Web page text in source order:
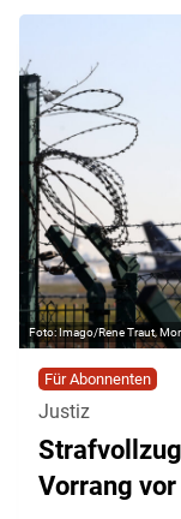
Imago/Rene Traut,
Für Abonnenten
Justiz
Vorrang